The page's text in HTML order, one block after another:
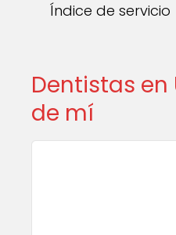
Índice de servicio
Dentistas en
de mí